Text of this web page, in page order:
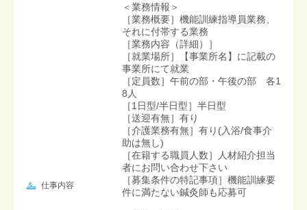
仕事内容
＜業務情報＞
［業務概要］機能訓練指導員業務、
それに付帯する業務
［業務内容（詳細）］
［就業場所］【事業所名】に記載の
事業所にて就業
［定員数］午前の部・午後の部 各1
8人
［1日型/半日型］半日型
［送迎有無］有り
［介護業務有無］有り(入浴/食事介
助は無し)
［在籍する職員人数］人材紹介担当
者にお問い合わせ下さい
［募集条件の特記事項］機能訓練要
件に満たない鍼灸師も応募可